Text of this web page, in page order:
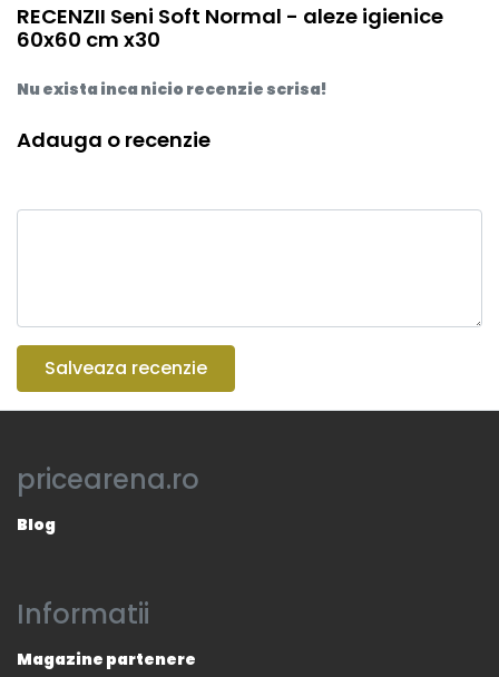
RECENZII Seni Soft Normal - aleze igienice
60x60 cm x30
Nu exista inca nicio recenzie scrisa!
Adauga o recenzie
Salveaza recenzie
pricearena.ro
Blog
Informatii
Magazine partenere